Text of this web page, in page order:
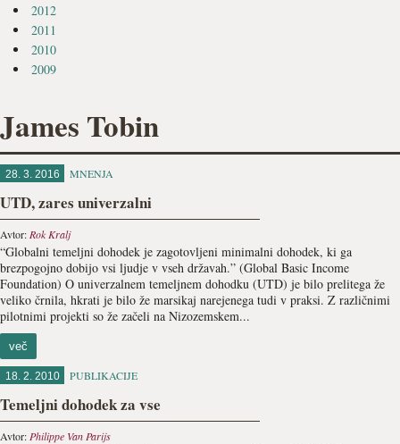
2012
2011
2010
2009
James Tobin
28. 3. 2016 MNENJA
UTD, zares univerzalni
Avtor: Rok Kralj
“Globalni temeljni dohodek je zagotovljeni minimalni dohodek, ki ga
brezpogojno dobijo vsi ljudje v vseh državah.” (Global Basic Income
Foundation) O univerzalnem temeljnem dohodku (UTD) je bilo prelitega že
veliko črnila, hkrati je bilo že marsikaj narejenega tudi v praksi. Z različnimi
pilotnimi projekti so že začeli na Nizozemskem...
več
18. 2. 2010 PUBLIKACIJE
Temeljni dohodek za vse
Avtor: Philippe Van Parijs